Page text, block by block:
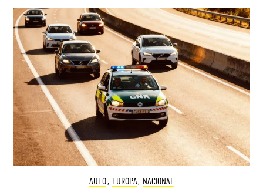
AUTO, EUROPA, NACIONAL